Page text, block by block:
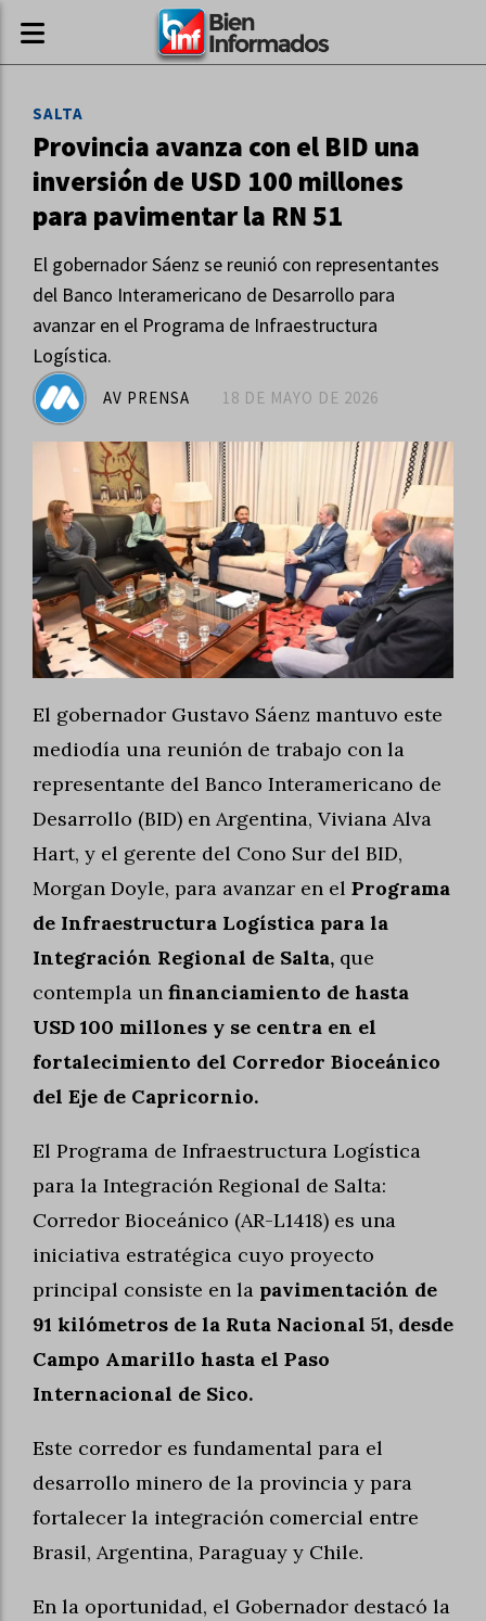
Provincia avanza con el BID una
inversión de USD 100 millones
para pavimentar la RN 51
El gobernador Sáenz se reunió con representantes
del Banco Interamericano de Desarrollo para
avanzar en el Programa de Infraestructura
Logística.
SALTA
18 DE MAYO DE 2026
AV PRENSA
El gobernador Gustavo Sáenz mantuvo este
mediodía una reunión de trabajo con la
representante del Banco Interamericano de
Desarrollo (BID) en Argentina, Viviana Alva
Hart, y el gerente del Cono Sur del BID,
Morgan Doyle, para avanzar en el Programa
de Infraestructura Logística para la
Integración Regional de Salta, que
contempla un financiamiento de hasta
USD 100 millones y se centra en el
fortalecimiento del Corredor Bioceánico
del Eje de Capricornio.
El Programa de Infraestructura Logística
para la Integración Regional de Salta:
Corredor Bioceánico (AR-L1418) es una
iniciativa estratégica cuyo proyecto
principal consiste en la pavimentación de
91 kilómetros de la Ruta Nacional 51, desde
Campo Amarillo hasta el Paso
Internacional de Sico.
Este corredor es fundamental para el
desarrollo minero de la provincia y para
fortalecer la integración comercial entre
Brasil, Argentina, Paraguay y Chile.
En la oportunidad, el Gobernador destacó la